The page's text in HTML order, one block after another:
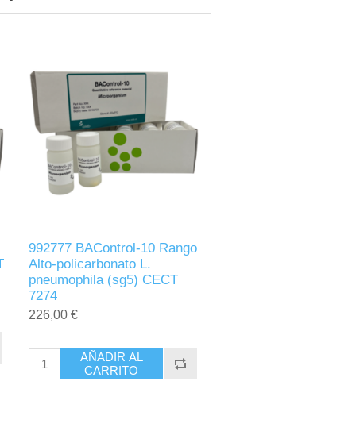
992777 BAControl-10 Rango
Alto-policarbonato L.
pneumophila (sg5) CECT
7274
226,00 €
AÑADIR AL
CARRITO